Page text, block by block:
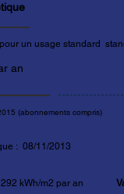
un usage standard
an
(abonnements compris)
: 08/11/2013
292 kWh/m2 par an